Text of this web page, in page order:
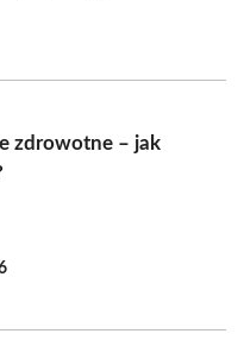
zdrowotne – jak